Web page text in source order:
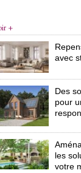
+
avec
Des
pour
les
votre